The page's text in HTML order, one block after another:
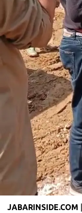
JABARINSIDE.COM